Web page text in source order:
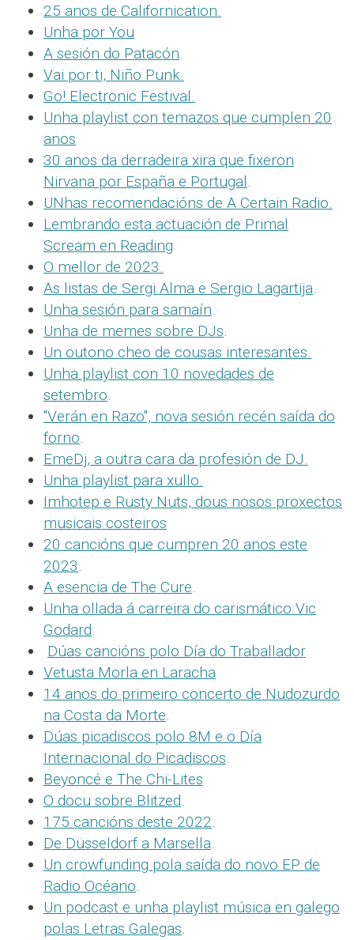
25 anos de Californication.
Unha por You
A sesión do Patacón.
Vai por ti, Niño Punk.
Go! Electronic Festival.
Unha playlist con temazos que cumplen 20
anos
30 anos da derradeira xira que fixeron
Nirvana por España e Portugal.
UNhas recomendacións de A Certain Radio.
Lembrando esta actuación de Primal
Scream en Reading
O mellor de 2023.
As listas de Sergi Alma e Sergio Lagartija.
Unha sesión para samaín.
Unha de memes sobre DJs.
Un outono cheo de cousas interesantes.
Unha playlist con 10 novedades de
setembro.
"Verán en Razo", nova sesión recén saída do
forno.
EmeDj, a outra cara da profesión de DJ.
Unha playlist para xullo.
Imhotep e Rusty Nuts, dous nosos proxectos
musicais costeiros
20 cancións que cumpren 20 anos este
2023.
A esencia de The Cure.
Unha ollada á carreira do carismático Vic
Godard.
Dúas cancións polo Día do Traballador
Vetusta Morla en Laracha
14 anos do primeiro concerto de Nudozurdo
na Costa da Morte.
Dúas picadiscos polo 8M e o Día
Internacional do Picadiscos.
Beyoncé e The Chi-Lites
O docu sobre Blitzed.
175 cancións deste 2022.
De Düsseldorf a Marsella.
Un crowfunding pola saída do novo EP de
Radio Océano.
Un podcast e unha playlist música en galego
polas Letras Galegas.